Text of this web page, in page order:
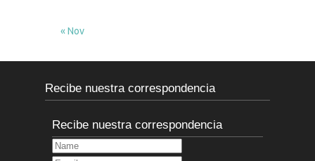
« Nov
Recibe nuestra correspondencia
Recibe nuestra correspondencia